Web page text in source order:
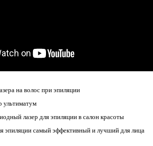
на волос при эпиляции
ультиматум
лазер для эпиляции в салон красоты
эпиляции самый эффективный и лучший для лица